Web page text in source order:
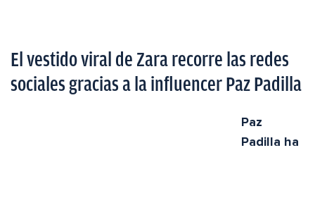
El vestido viral de Zara recorre las redes
sociales gracias a la influencer Paz Padilla
Paz
Padilla ha